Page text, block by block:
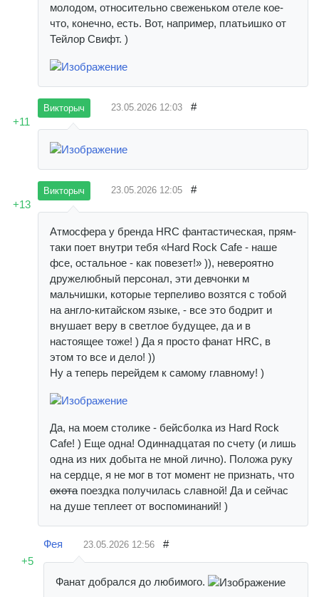
молодом, относительно свеженьком отеле кое-
что, конечно, есть. Вот, например, платьишко от
Тейлор Свифт. )
+11
Викторыч 23.05.2026 12:03 #
+13
Викторыч 23.05.2026 12:05 #
Атмосфера у бренда HRC фантастическая, прям-
таки поет внутри тебя «Hard Rock Cafe - наше
фсе, остальное - как повезет!» )), невероятно
дружелюбный персонал, эти девчонки м
мальчишки, которые терпеливо возятся с тобой
на англо-китайском языке, - все это бодрит и
внушает веру в светлое будущее, да и в
настоящее тоже! ) Да я просто фанат HRC, в
этом то все и дело! ))
Ну а теперь перейдем к самому главному! )
Да, на моем столике - бейсболка из Hard Rock
Cafe! ) Еще одна! Одиннадцатая по счету (и лишь
одна из них добыта не мной лично). Положа руку
на сердце, я не мог в тот момент не признать, что
охота поездка получилась славной! Да и сейчас
на душе теплеет от воспоминаний! )
+5
Фея 23.05.2026 12:56 #
Фанат добрался до любимого.